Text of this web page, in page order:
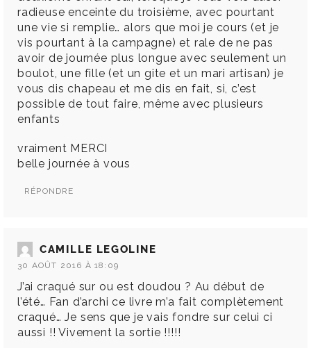
radieuse enceinte du troisième, avec pourtant
une vie si remplie… alors que moi je cours (et je
vis pourtant à la campagne) et rale de ne pas
avoir de journée plus longue avec seulement un
boulot, une fille (et un gite et un mari artisan) je
vous dis chapeau et me dis en fait, si, c’est
possible de tout faire, même avec plusieurs
enfants
vraiment MERCI
belle journée à vous
RÉPONDRE
CAMILLE LEGOLINE
30 AOÛT 2016 À 18:09
J’ai craqué sur ou est doudou ? Au début de
l’été… Fan d’archi ce livre m’a fait complètement
craqué… Je sens que je vais fondre sur celui ci
aussi !! Vivement la sortie !!!!!